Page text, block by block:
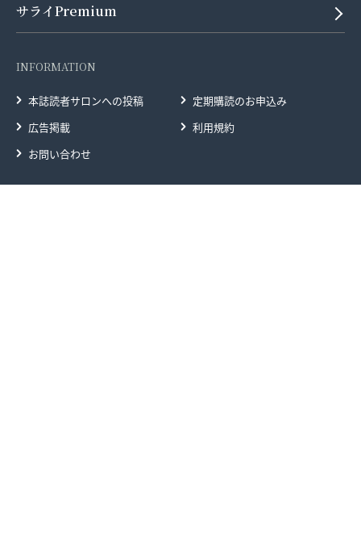
サライPremium
INFORMATION
本誌読者サロンへの投稿
定期購読のお申込み
広告掲載
利用規約
お問い合わせ